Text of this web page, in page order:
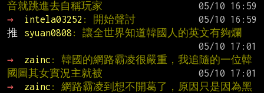
音就跳進去自稱玩家
→
intela03252 : 開始聲討
推
syuan0808 : 讓全世界知道韓國人的英文有夠爛
→
zainc : 韓國的網路霸凌很嚴重，我追隨的一位韓
國圖其女實況主就被
→
zainc : 網路霸凌到想不開葛了，原因只是因為黑